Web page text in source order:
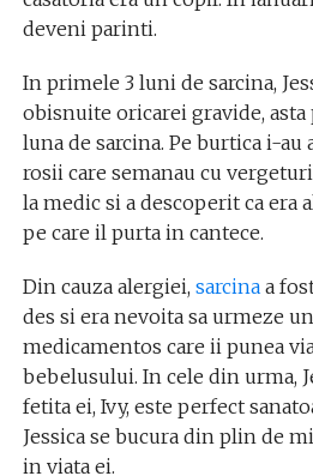
deveni parinti.
In primele 3 luni de sarcina,
obisnuite oricarei gravide, asta
luna de sarcina. Pe burtica i-au
rosii care semanau cu
la medic si a descoperit ca era
pe care il purta in cantece.
Din cauza alergiei, sarcinaa
des si era nevoita sa urmeze
medicamentos care ii punea
bebelusului. In cele din urma,
fetita ei, Ivy, este perfect
Jessica se bucura din plin de
in viata ei.